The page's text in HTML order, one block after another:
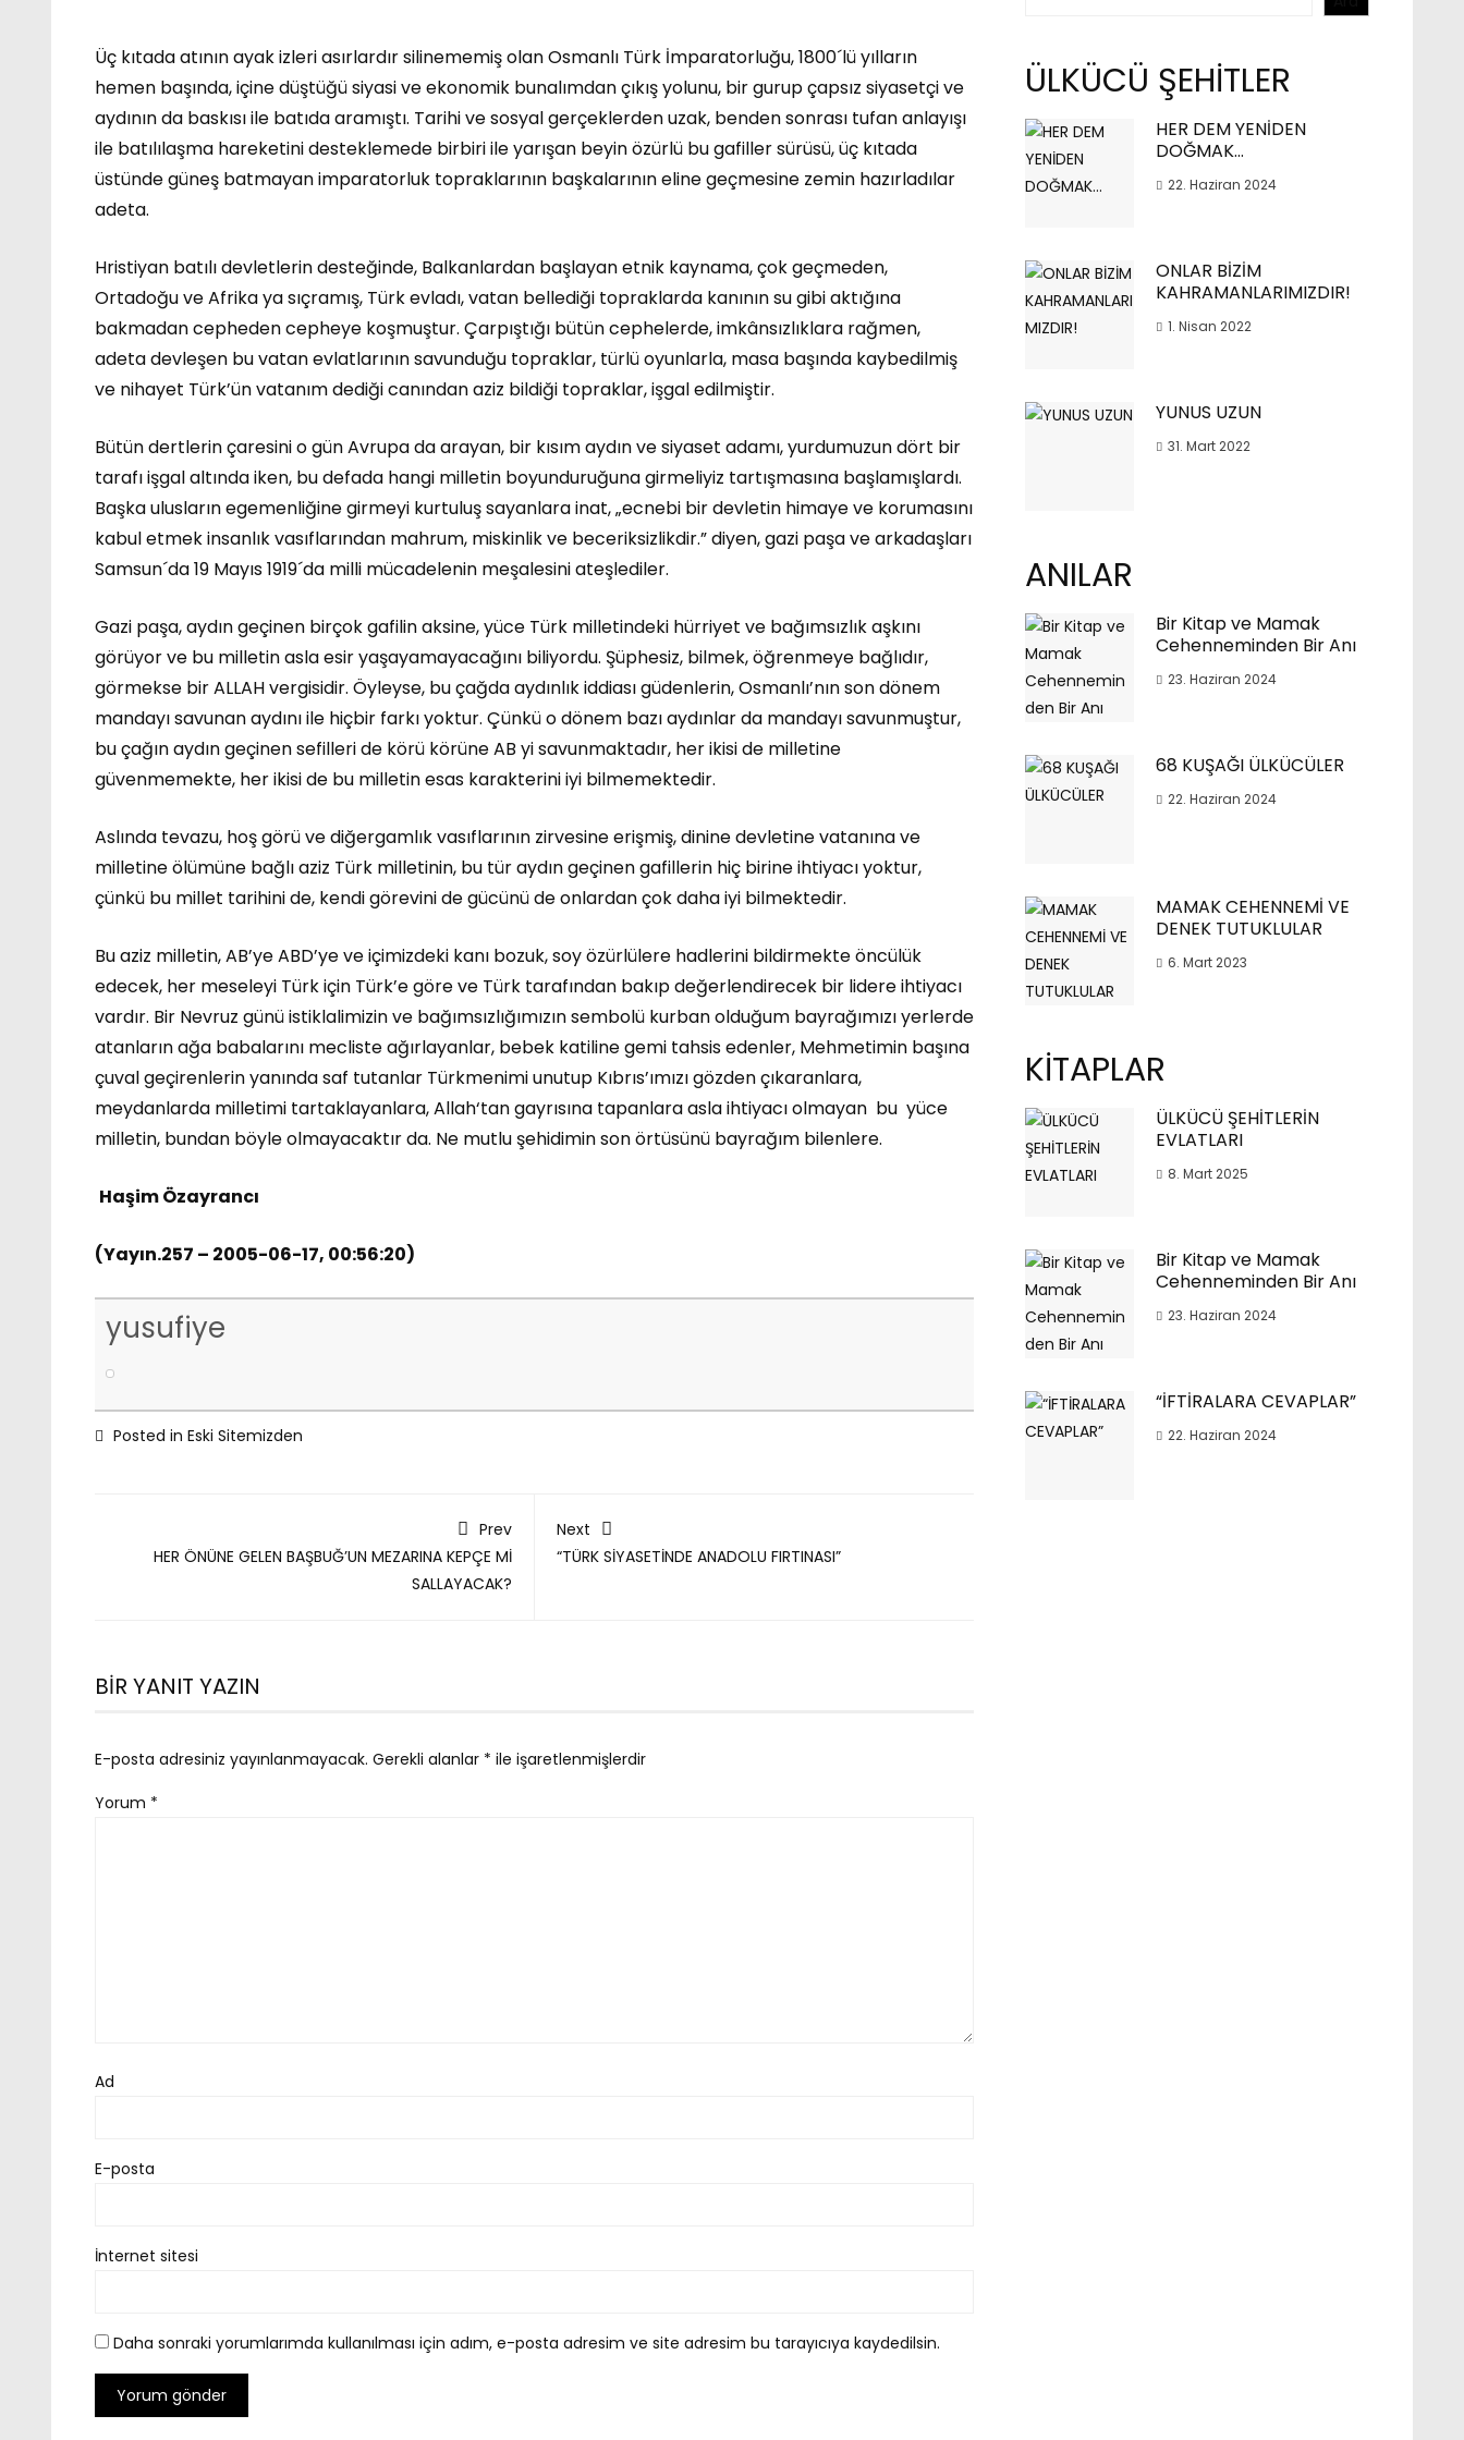
Üç kıtada atının ayak izleri asırlardır silinememiş olan Osmanlı Türk İmparatorluğu, 1800´lü yılların
hemen başında, içine düştüğü siyasi ve ekonomik bunalımdan çıkış yolunu, bir gurup çapsız siyasetçi ve
aydının da baskısı ile batıda aramıştı. Tarihi ve sosyal gerçeklerden uzak, benden sonrası tufan anlayışı
ile batılılaşma hareketini desteklemede birbiri ile yarışan beyin özürlü bu gafiller sürüsü, üç kıtada
üstünde güneş batmayan imparatorluk topraklarının başkalarının eline geçmesine zemin hazırladılar
adeta.
Hristiyan batılı devletlerin desteğinde, Balkanlardan başlayan etnik kaynama, çok geçmeden,
Ortadoğu ve Afrika ya sıçramış, Türk evladı, vatan bellediği topraklarda kanının su gibi aktığına
bakmadan cepheden cepheye koşmuştur. Çarpıştığı bütün cephelerde, imkânsızlıklara rağmen,
adeta devleşen bu vatan evlatlarının savunduğu topraklar, türlü oyunlarla, masa başında kaybedilmiş
ve nihayet Türk’ün vatanım dediği canından aziz bildiği topraklar, işgal edilmiştir.
Bütün dertlerin çaresini o gün Avrupa da arayan, bir kısım aydın ve siyaset adamı, yurdumuzun dört bir
tarafı işgal altında iken, bu defada hangi milletin boyunduruğuna girmeliyiz tartışmasına başlamışlardı.
Başka ulusların egemenliğine girmeyi kurtuluş sayanlara inat, „ecnebi bir devletin himaye ve korumasını
kabul etmek insanlık vasıflarından mahrum, miskinlik ve beceriksizlikdir.” diyen, gazi paşa ve arkadaşları
Samsun´da 19 Mayıs 1919´da milli mücadelenin meşalesini ateşlediler.
Gazi paşa, aydın geçinen birçok gafilin aksine, yüce Türk milletindeki hürriyet ve bağımsızlık aşkını
görüyor ve bu milletin asla esir yaşayamayacağını biliyordu. Şüphesiz, bilmek, öğrenmeye bağlıdır,
görmekse bir ALLAH vergisidir. Öyleyse, bu çağda aydınlık iddiası güdenlerin, Osmanlı’nın son dönem
mandayı savunan aydını ile hiçbir farkı yoktur. Çünkü o dönem bazı aydınlar da mandayı savunmuştur,
bu çağın aydın geçinen sefilleri de körü körüne AB yi savunmaktadır, her ikisi de milletine
güvenmemekte, her ikisi de bu milletin esas karakterini iyi bilmemektedir.
Aslında tevazu, hoş görü ve diğergamlık vasıflarının zirvesine erişmiş, dinine devletine vatanına ve
milletine ölümüne bağlı aziz Türk milletinin, bu tür aydın geçinen gafillerin hiç birine ihtiyacı yoktur,
çünkü bu millet tarihini de, kendi görevini de gücünü de onlardan çok daha iyi bilmektedir.
Bu aziz milletin, AB’ye ABD’ye ve içimizdeki kanı bozuk, soy özürlülere hadlerini bildirmekte öncülük
edecek, her meseleyi Türk için Türk’e göre ve Türk tarafından bakıp değerlendirecek bir lidere ihtiyacı
vardır. Bir Nevruz günü istiklalimizin ve bağımsızlığımızın sembolü kurban olduğum bayrağımızı yerlerde
atanların ağa babalarını mecliste ağırlayanlar, bebek katiline gemi tahsis edenler, Mehmetimin başına
çuval geçirenlerin yanında saf tutanlar Türkmenimi unutup Kıbrıs’ımızı gözden çıkaranlara,
meydanlarda milletimi tartaklayanlara, Allah‘tan gayrısına tapanlara asla ihtiyacı olmayan bu yüce
milletin, bundan böyle olmayacaktır da. Ne mutlu şehidimin son örtüsünü bayrağım bilenlere.
Haşim Özayrancı
(Yayın.257 – 2005-06-17, 00:56:20)
yusufiye
Posted in Eski Sitemizden
Prev
HER ÖNÜNE GELEN BAŞBUĞ’UN MEZARINA KEPÇE Mİ
SALLAYACAK?
Next
“TÜRK SİYASETİNDE ANADOLU FIRTINASI”
BIR YANIT YAZIN
E-posta adresiniz yayınlanmayacak. Gerekli alanlar * ile işaretlenmişlerdir
Yorum *
Ad
E-posta
İnternet sitesi
Daha sonraki yorumlarımda kullanılması için adım, e-posta adresim ve site adresim bu tarayıcıya kaydedilsin.
ÜLKÜCÜ ŞEHİTLER
HER DEM YENİDEN
DOĞMAK…
22. Haziran 2024
ONLAR BİZİM
KAHRAMANLARIMIZDIR!
1. Nisan 2022
YUNUS UZUN
31. Mart 2022
ANILAR
Bir Kitap ve Mamak
Cehenneminden Bir Anı
23. Haziran 2024
68 KUŞAĞI ÜLKÜCÜLER
22. Haziran 2024
MAMAK CEHENNEMİ VE
DENEK TUTUKLULAR
6. Mart 2023
KİTAPLAR
ÜLKÜCÜ ŞEHİTLERİN
EVLATLARI
8. Mart 2025
Bir Kitap ve Mamak
Cehenneminden Bir Anı
23. Haziran 2024
“İFTİRALARA CEVAPLAR”
22. Haziran 2024